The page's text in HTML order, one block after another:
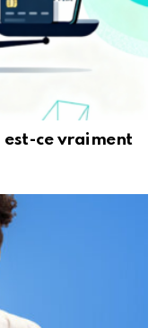
est-ce vraiment